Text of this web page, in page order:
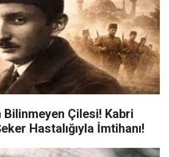
Bilinmeyen Çilesi! Kabri
Hastalığıyla İmtihanı!